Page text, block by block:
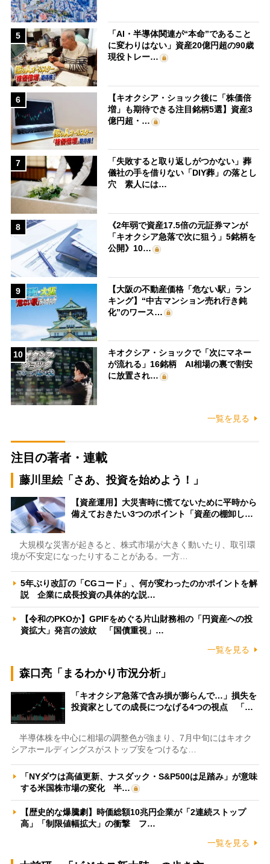
5
「AI・半導体関連が“本命”であること
に変わりはない」資産20億円超の90歳
現役トレー…
6
【キオクシア・ショック後に「株価倍
増」も期待できる注目銘柄5選】資産3
億円超・…
7
「失敗すると取り返しがつかない」葬
儀社の手を借りない「DIY葬」の落とし
穴 素人には…
8
《2年弱で資産17.5倍の元証券マンが
「キオクシア急落で次に狙う」5銘柄を
公開》10…
9
【大阪の不動産価格「危ない駅」ラン
キング】“中古マンション売れ行き鈍
化”のワース…
10
キオクシア・ショックで「次にマネー
が流れる」16銘柄 AI相場の裏で割安
に放置され…
一覧を見る
注目の著者・連載
藤川里絵「さあ、投資を始めよう！」
【資産運用】大災害時に慌てないために平時から
備えておきたい3つのポイント「資産の棚卸し…
大規模な災害が起きると、株式市場が大きく動いたり、取引環
境が不安定になったりすることがある。一方…
5年ぶり改訂の「CGコード」、何が変わったのかポイントを解
説 企業に成長投資の具体的な説…
【令和のPKOか】GPIFをめぐる片山財務相の「円資産への投
資拡大」発言の波紋 「国債重視」…
一覧を見る
森口亮「まるわかり市況分析」
「キオクシア急落で含み損が膨らんで…」損失を
投資家としての成長につなげる4つの視点 「…
半導体株を中心に相場の調整色が強まり、7月中旬にはキオク
シアホールディングスがストップ安をつけるな…
「NYダウは高値更新、ナスダック・S&P500は足踏み」が意味
する米国株市場の変化 半…
【歴史的な爆騰劇】時価総額10兆円企業が「2連続ストップ
高」「制限値幅拡大」の衝撃 フ…
一覧を見る